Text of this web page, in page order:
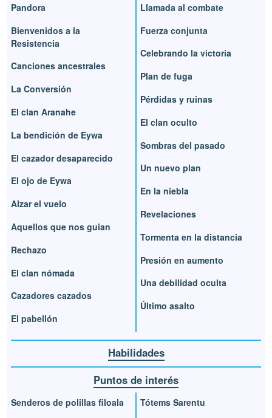
Pandora
Bienvenidos a la
Resistencia
Canciones ancestrales
La Conversión
El clan Aranahe
La bendición de Eywa
El cazador desaparecido
El ojo de Eywa
Alzar el vuelo
Aquellos que nos guian
Rechazo
El clan nómada
Cazadores cazados
El pabellón
Llamada al combate
Fuerza conjunta
Celebrando la victoria
Plan de fuga
Pérdidas y ruinas
El clan oculto
Sombras del pasado
Un nuevo plan
En la niebla
Revelaciones
Tormenta en la distancia
Presión en aumento
Una debilidad oculta
Último asalto
Habilidades
Puntos de interés
Senderos de polillas filoala
Tótems Sarentu